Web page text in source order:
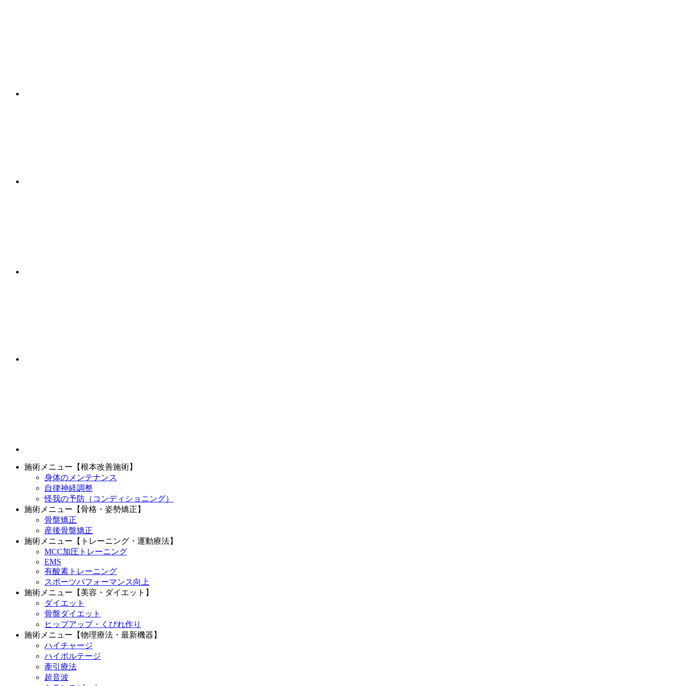
施術メニュー【根本改善施術】
身体のメンテナンス
自律神経調整
怪我の予防（コンディショニング）
施術メニュー【骨格・姿勢矯正】
骨盤矯正
産後骨盤矯正
施術メニュー【トレーニング・運動療法】
MCC加圧トレーニング
EMS
有酸素トレーニング
スポーツパフォーマンス向上
施術メニュー【美容・ダイエット】
ダイエット
骨盤ダイエット
ヒップアップ・くびれ作り
施術メニュー【物理療法・最新機器】
ハイチャージ
ハイボルテージ
牽引療法
超音波